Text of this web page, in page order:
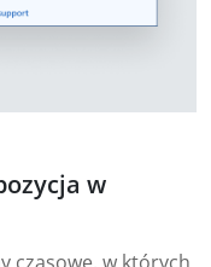
w
czasowe, w których